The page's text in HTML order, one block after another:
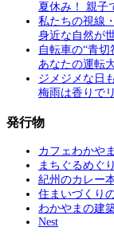
夏休み！ 親子
私たちの視線
身近な自然が
自転車の“青切
あなたの運転
ジメジメな日
梅雨は香りで
発行物
カフェわかや
まちぐるめぐり
紀州のカレー
住まいづくり
わかやまの建
Nest